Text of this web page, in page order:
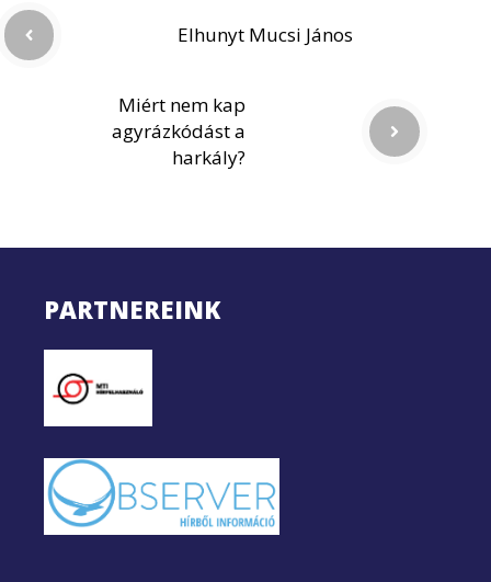
Elhunyt Mucsi János
Miért nem kap
agyrázkódást a
harkály?
PARTNEREINK